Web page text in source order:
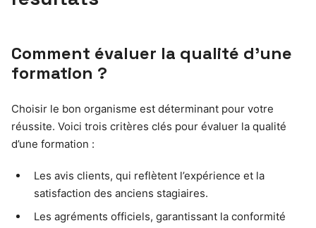
Comment évaluer la qualité d’une
formation ?
Choisir le bon organisme est déterminant pour votre
réussite. Voici trois critères clés pour évaluer la qualité
d’une formation :
Les avis clients, qui reflètent l’expérience et la
satisfaction des anciens stagiaires.
Les agréments officiels, garantissant la conformité